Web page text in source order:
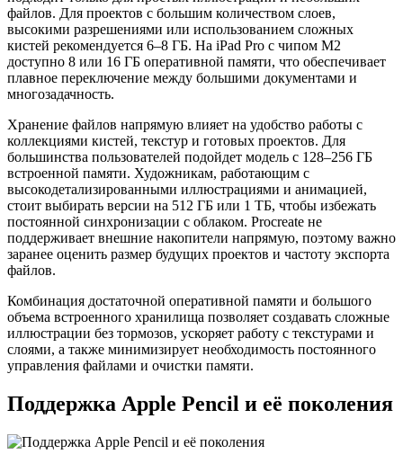
файлов. Для проектов с большим количеством слоев,
высокими разрешениями или использованием сложных
кистей рекомендуется 6–8 ГБ. На iPad Pro с чипом M2
доступно 8 или 16 ГБ оперативной памяти, что обеспечивает
плавное переключение между большими документами и
многозадачность.
Хранение файлов напрямую влияет на удобство работы с
коллекциями кистей, текстур и готовых проектов. Для
большинства пользователей подойдет модель с 128–256 ГБ
встроенной памяти. Художникам, работающим с
высокодетализированными иллюстрациями и анимацией,
стоит выбирать версии на 512 ГБ или 1 ТБ, чтобы избежать
постоянной синхронизации с облаком. Procreate не
поддерживает внешние накопители напрямую, поэтому важно
заранее оценить размер будущих проектов и частоту экспорта
файлов.
Комбинация достаточной оперативной памяти и большого
объема встроенного хранилища позволяет создавать сложные
иллюстрации без тормозов, ускоряет работу с текстурами и
слоями, а также минимизирует необходимость постоянного
управления файлами и очистки памяти.
Поддержка Apple Pencil и её поколения